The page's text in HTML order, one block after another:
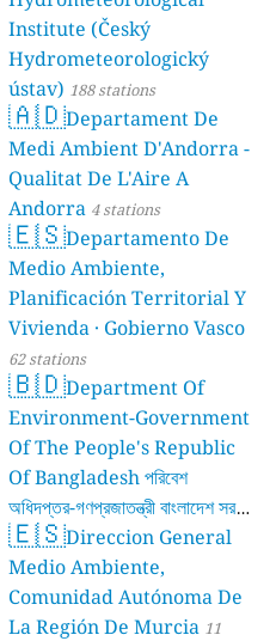
Institute (Český
Hydrometeorologický
ústav) 188 stations
🇦🇩Departament De
Medi Ambient D'Andorra -
Qualitat De L'Aire A
Andorra 4 stations
🇪🇸Departamento De
Medio Ambiente,
Planificación Territorial Y
Vivienda · Gobierno Vasco
62 stations
🇧🇩Department Of
Environment-Government
Of The People's Republic
Of Bangladesh পরিবেশ
অধিদপ্তর-গণপ্রজাতন্ত্রী বাংলাদেশ সরকার
17 stations
🇪🇸Direccion General
Medio Ambiente,
Comunidad Autónoma De
La Región De Murcia 11